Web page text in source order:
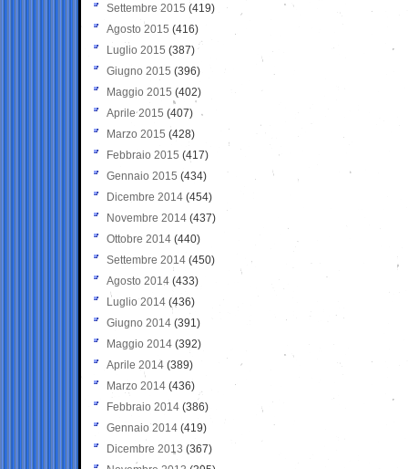
Settembre 2015 (419)
Agosto 2015 (416)
Luglio 2015 (387)
Giugno 2015 (396)
Maggio 2015 (402)
Aprile 2015 (407)
Marzo 2015 (428)
Febbraio 2015 (417)
Gennaio 2015 (434)
Dicembre 2014 (454)
Novembre 2014 (437)
Ottobre 2014 (440)
Settembre 2014 (450)
Agosto 2014 (433)
Luglio 2014 (436)
Giugno 2014 (391)
Maggio 2014 (392)
Aprile 2014 (389)
Marzo 2014 (436)
Febbraio 2014 (386)
Gennaio 2014 (419)
Dicembre 2013 (367)